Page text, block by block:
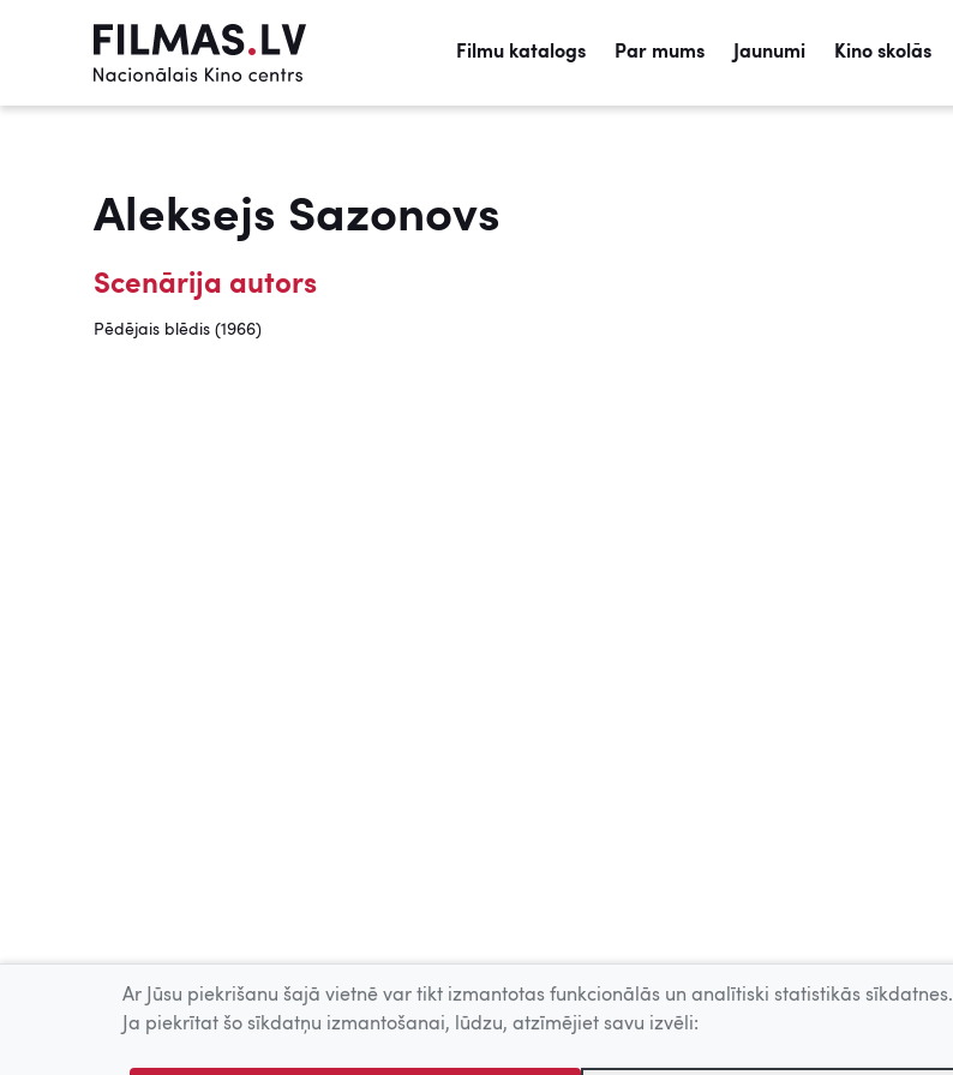
Filmu katalogs Par mums Jaunumi Kino skolās
Aleksejs Sazonovs
Scenārija autors
Pēdējais blēdis (1966)
Ar Jūsu piekrišanu šajā vietnē var tikt izmantotas funkcionālās un analītiski statistikās sīkdatnes.
Ja piekrītat šo sīkdatņu izmantošanai, lūdzu, atzīmējiet savu izvēli: